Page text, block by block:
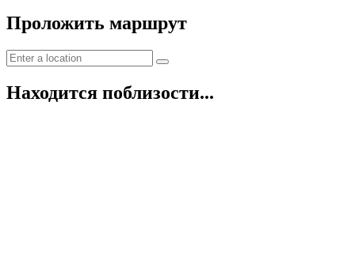
Проложить маршрут
Находится поблизости...